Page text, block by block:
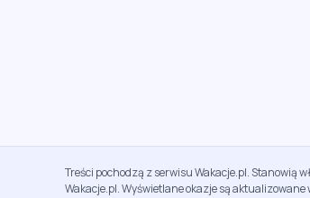
Treści pochodzą z serwisu Wakacje.pl. Stanowią
Wakacje.pl. Wyświetlane okazje są